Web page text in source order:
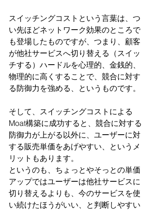
スイッチングコストという言葉は、つ
い先ほどネットワーク効果のところで
も登場したものですが、つまり、顧客
が他社サービスへ切り替える（スイッ
チする）ハードルを心理的、金銭的、
物理的に高くすることで、競合に対す
る防御力を強める、というものです。
そして、スイッチングコストによる
Moat構築に成功すると、競合に対する
防御力が上がる以外に、ユーザーに対
する販売単価をあげやすい、というメ
リットもあります。
というのも、ちょっとやそっとの単価
アップではユーザーは他社サービスに
切り替えるよりも、今のサービスを使
い続けたほうがいい、と判断しやすい